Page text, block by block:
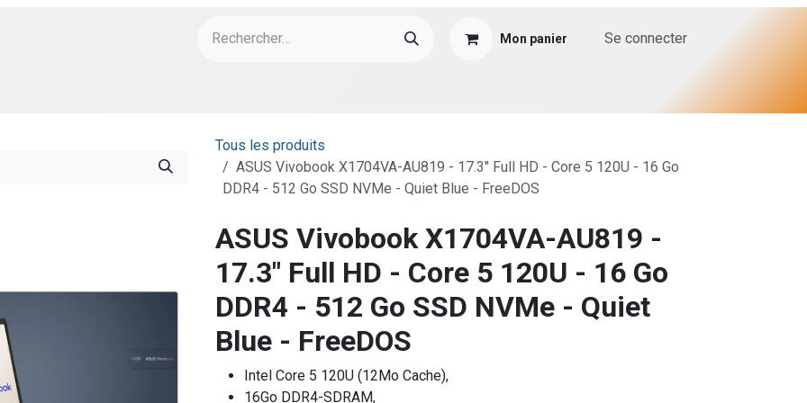
Mon panier Se connecter
Tous les produits
ASUS Vivobook X1704VA-AU819 - 17.3" Full HD - Core 5 120U - 16 Go
DDR4 - 512 Go SSD NVMe - Quiet Blue - FreeDOS
ASUS Vivobook X1704VA-AU819 -
17.3" Full HD - Core 5 120U - 16 Go
DDR4 - 512 Go SSD NVMe - Quiet
Blue - FreeDOS
Intel Core 5 120U (12Mo Cache),
16Go DDR4-SDRAM,